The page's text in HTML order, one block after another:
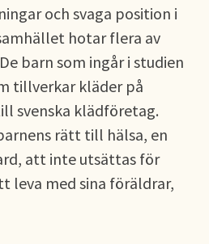
och svaga position i
hotar flera av
barn som ingår i studien
tillverkar kläder på
svenska klädföretag.
rätt till hälsa, en
att inte utsättas för
leva med sina föräldrar,